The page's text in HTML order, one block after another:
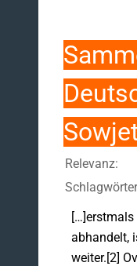
Relevanz:
[…]erstmals
abhandelt,
weiter.[2]